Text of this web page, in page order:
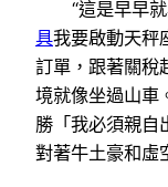
“這是早早
具我要啟動天秤
訂單，跟著關稅
境就像坐過山車
勝「我必須親自
對著牛土豪和虛